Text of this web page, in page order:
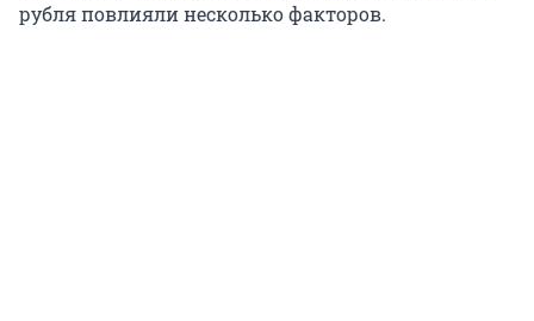
рубля повлияли несколько факторов.